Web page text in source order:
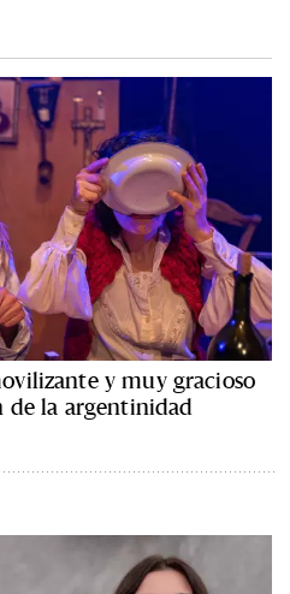
y muy gracioso
de la argentinidad